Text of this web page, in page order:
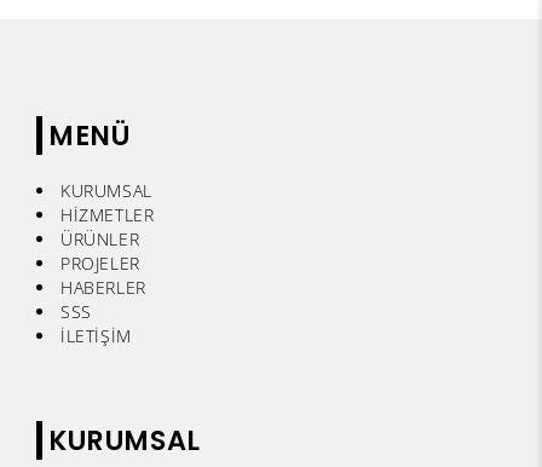
MENÜ
KURUMSAL
HİZMETLER
ÜRÜNLER
PROJELER
HABERLER
SSS
İLETİŞİM
KURUMSAL